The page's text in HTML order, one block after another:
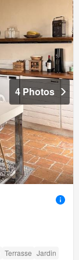
4 Photos
Terrasse Jardin